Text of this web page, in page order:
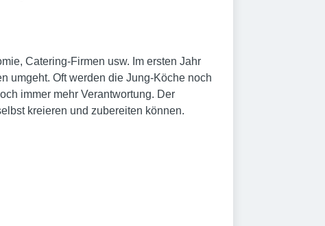
Catering-Firmen usw. Im ersten Jahr
umgeht. Oft werden die Jung-Köche noch
immer mehr Verantwortung. Der
kreieren und zubereiten können.